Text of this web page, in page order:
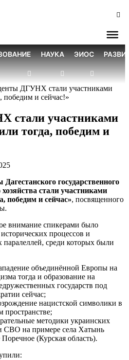
НАУКА ЭИОС
ДГУНХ стали участниками
победим и сейчас!»
стали участниками
тогда, победим и
государственного
стали участниками
победим и сейчас», посвященного
внимание спикерами было
процессов и
паралеллей, среди которых были
объединённой Европы на
тогда и образование на
государств под
сейчас;
нацистской символики в
пространстве;
методики украинских
СВО на примере села Хатынь
(Курская область).